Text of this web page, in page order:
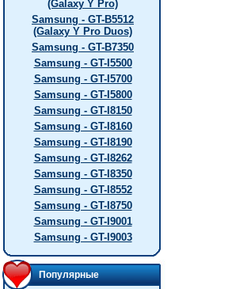
(Galaxy Y Pro)
Samsung - GT-B5512
(Galaxy Y Pro Duos)
Samsung - GT-B7350
Samsung - GT-I5500
Samsung - GT-I5700
Samsung - GT-I5800
Samsung - GT-I8150
Samsung - GT-I8160
Samsung - GT-I8190
Samsung - GT-I8262
Samsung - GT-I8350
Samsung - GT-I8552
Samsung - GT-I8750
Samsung - GT-I9001
Samsung - GT-I9003
Популярные